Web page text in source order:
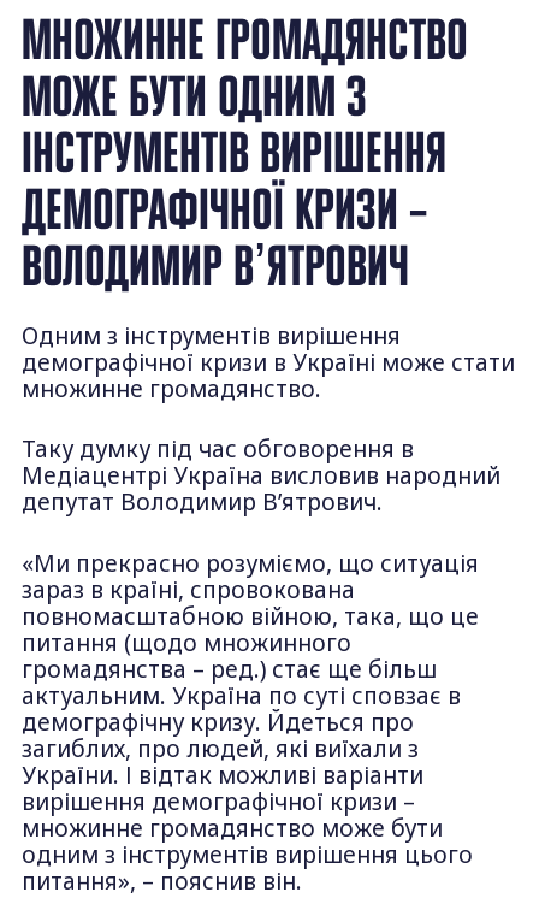
МНОЖИННЕ ГРОМАДЯНСТВО
МОЖЕ БУТИ ОДНИМ З
ІНСТРУМЕНТІВ ВИРІШЕННЯ
ДЕМОГРАФІЧНОЇ КРИЗИ –
ВОЛОДИМИР ВʼЯТРОВИЧ
Одним з інструментів вирішення
демографічної кризи в Україні може стати
множинне громадянство.
Таку думку під час обговорення в
Медіацентрі Україна висловив народний
депутат Володимир Вʼятрович.
«Ми прекрасно розуміємо, що ситуація
зараз в країні, спровокована
повномасштабною війною, така, що це
питання (щодо множинного
громадянства – ред.) стає ще більш
актуальним. Україна по суті сповзає в
демографічну кризу. Йдеться про
загиблих, про людей, які виїхали з
України. І відтак можливі варіанти
вирішення демографічної кризи –
множинне громадянство може бути
одним з інструментів вирішення цього
питання», – пояснив він.